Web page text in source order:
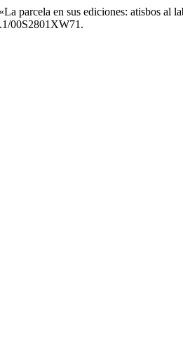
parcela en sus ediciones: atisbos al
00S2801XW71.